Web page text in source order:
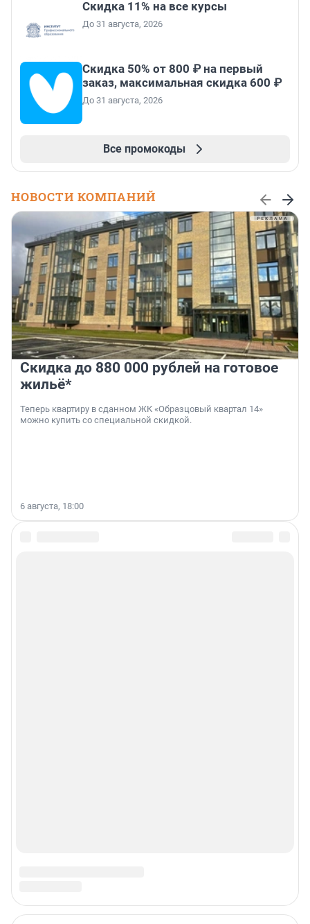
Скидка 11% на все курсы
До 31 августа, 2026
Скидка 50% от 800 ₽ на первый
заказ, максимальная скидка 600 ₽
До 31 августа, 2026
Все промокоды
НОВОСТИ КОМПАНИЙ
Скидка до 880 000 рублей на готовое
жильё*
Теперь квартиру в сданном ЖК «Образцовый квартал 14»
можно купить со специальной скидкой.
6 августа, 18:00